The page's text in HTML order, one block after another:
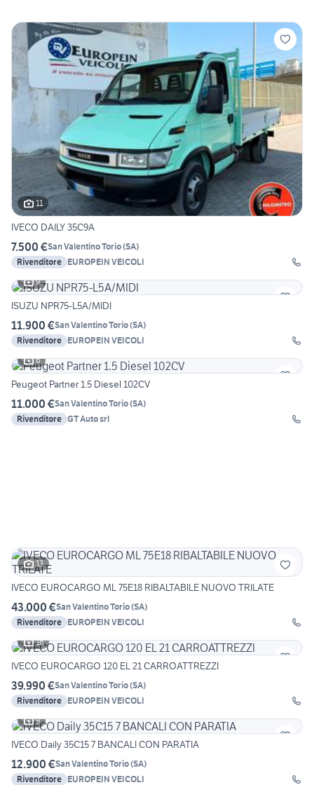
11
IVECO DAILY 35C9A
7.500 €San Valentino Torio(SA)
Rivenditore EUROPEIN VEICOLI
9
ISUZU NPR75-L5A/MIDI
11.900 €San Valentino Torio(SA)
Rivenditore EUROPEIN VEICOLI
6
Peugeot Partner 1.5 Diesel 102CV
11.000 €San Valentino Torio(SA)
Rivenditore GT Auto srl
13
IVECO EUROCARGO ML 75E18 RIBALTABILE NUOVO TRILATE
43.000 €San Valentino Torio(SA)
Rivenditore EUROPEIN VEICOLI
16
IVECO EUROCARGO 120 EL 21 CARROATTREZZI
39.990 €San Valentino Torio(SA)
Rivenditore EUROPEIN VEICOLI
9
IVECO Daily 35C15 7 BANCALI CON PARATIA
12.900 €San Valentino Torio(SA)
Rivenditore EUROPEIN VEICOLI